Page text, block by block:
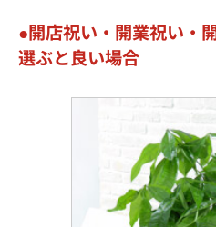
開店祝い・開業祝い・
選ぶと良い場合